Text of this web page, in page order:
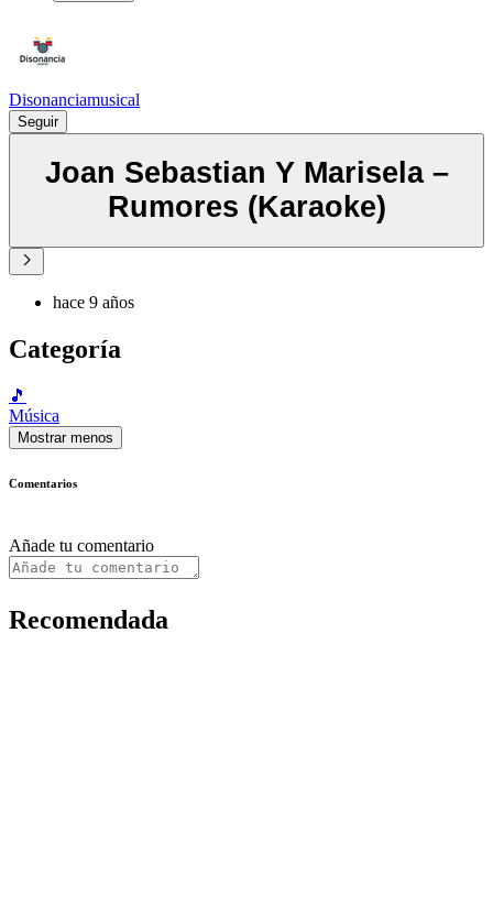
Disonanciamusical
Seguir
Joan Sebastian Y Marisela –
Rumores (Karaoke)
hace 9 años
Categoría
🎵
Música
Mostrar menos
Comentarios
Añade tu comentario
Recomendada